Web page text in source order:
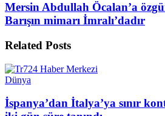
Mersin Abdullah Öcalan’a
Barışın mimarı İmralı’dadır
Related Posts
Dünya
İspanya’dan İtalya’ya sınır